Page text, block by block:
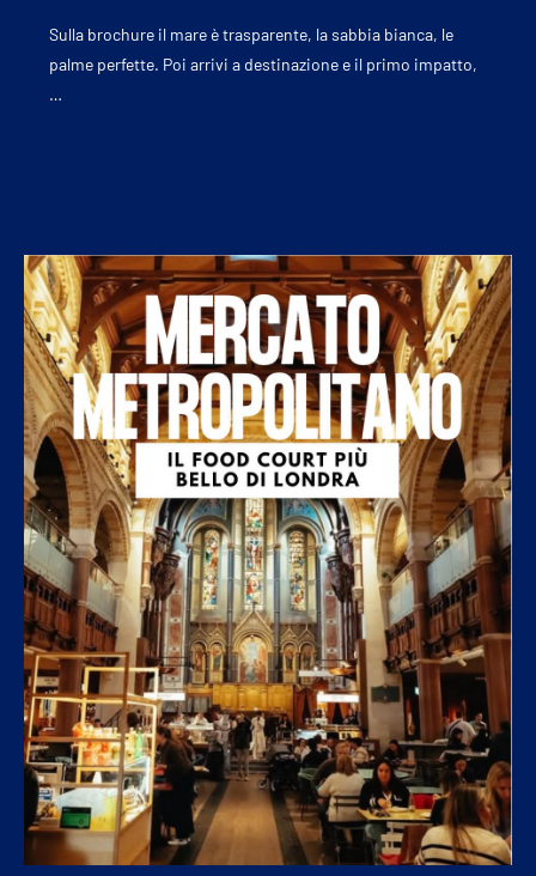
Sulla brochure il mare è trasparente, la sabbia bianca, le
palme perfette. Poi arrivi a destinazione e il primo impatto,
…